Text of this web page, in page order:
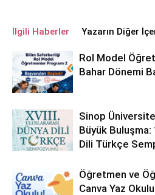
İlgili Haberler Yazarın Diğer
Rol Model
Bahar Dönemi
Sinop
Büyük Buluşma:
Dili Türkçe
Öğretmen ve
Canva Yaz